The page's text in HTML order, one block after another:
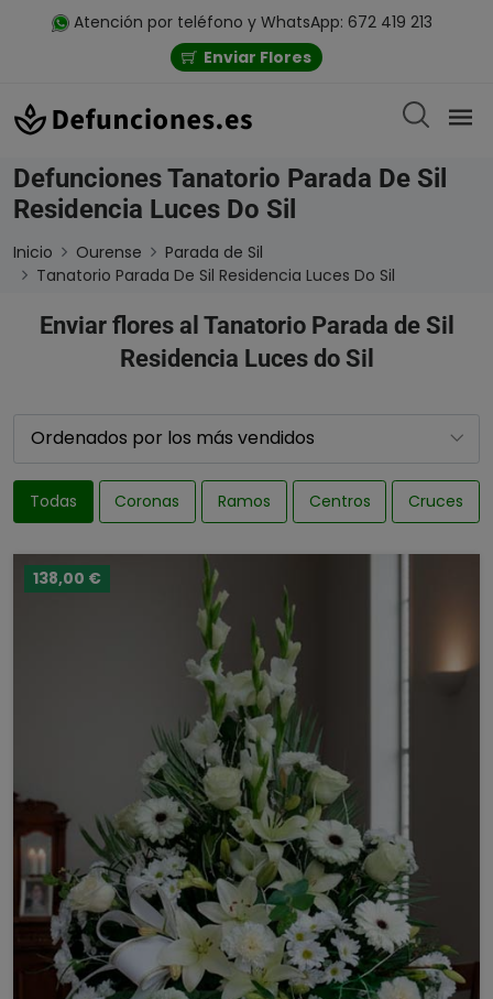
Atención por teléfono y WhatsApp: 672 419 213
Enviar Flores
Defunciones Tanatorio Parada De Sil
Residencia Luces Do Sil
Inicio Ourense
Parada de Sil
Tanatorio Parada De Sil Residencia Luces Do Sil
Enviar flores al Tanatorio Parada de Sil
Residencia Luces do Sil
Todas Coronas Ramos Centros Cruces
138,00 €